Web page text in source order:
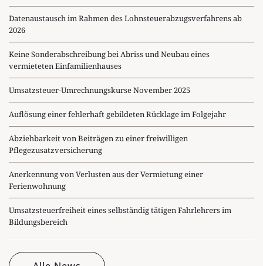
Datenaustausch im Rahmen des Lohnsteuerabzugsverfahrens ab
2026
Keine Sonderabschreibung bei Abriss und Neubau eines
vermieteten Einfamilienhauses
Umsatzsteuer-Umrechnungskurse November 2025
Auflösung einer fehlerhaft gebildeten Rücklage im Folgejahr
Abziehbarkeit von Beiträgen zu einer freiwilligen
Pflegezusatzversicherung
Anerkennung von Verlusten aus der Vermietung einer
Ferienwohnung
Umsatzsteuerfreiheit eines selbständig tätigen Fahrlehrers im
Bildungsbereich